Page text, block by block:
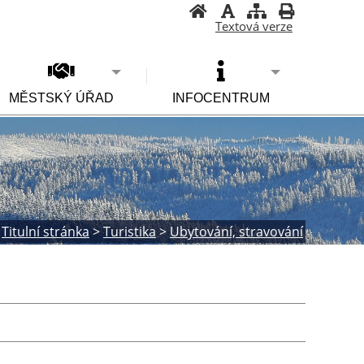
Textová verze
MĚSTSKÝ ÚŘAD INFOCENTRUM
Titulní stránka>Turistika>Ubytování, stravování